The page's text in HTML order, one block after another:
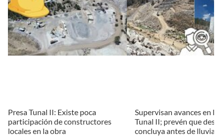
Presa Tunal II: Existe poca
participación de constructores
locales en la obra
Supervisan avances en la
Tunal II; prevén que
concluya antes de lluvias